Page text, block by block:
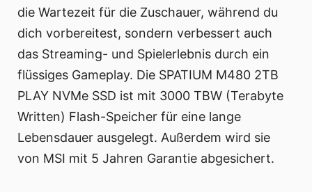
die Wartezeit für die Zuschauer, während du
dich vorbereitest, sondern verbessert auch
das Streaming- und Spielerlebnis durch ein
flüssiges Gameplay. Die SPATIUM M480 2TB
PLAY NVMe SSD ist mit 3000 TBW (Terabyte
Written) Flash-Speicher für eine lange
Lebensdauer ausgelegt. Außerdem wird sie
von MSI mit 5 Jahren Garantie abgesichert.